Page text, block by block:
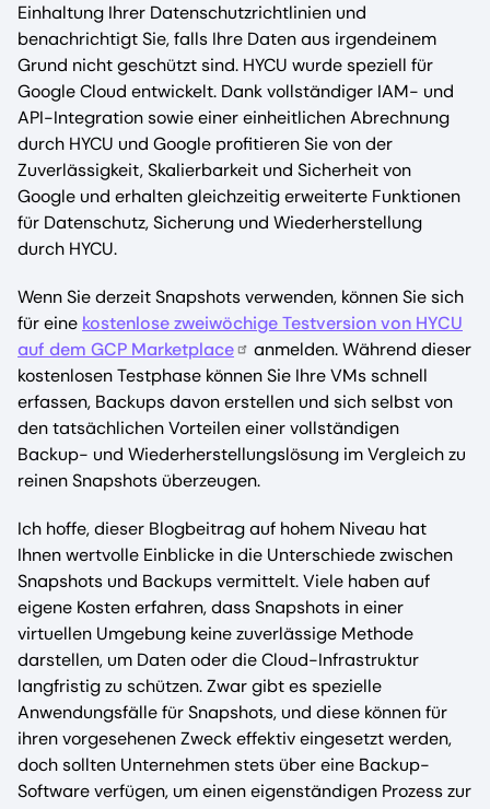
Einhaltung Ihrer Datenschutzrichtlinien und
benachrichtigt Sie, falls Ihre Daten aus irgendeinem
Grund nicht geschützt sind. HYCU wurde speziell für
Google Cloud entwickelt. Dank vollständiger IAM- und
API-Integration sowie einer einheitlichen Abrechnung
durch HYCU und Google profitieren Sie von der
Zuverlässigkeit, Skalierbarkeit und Sicherheit von
Google und erhalten gleichzeitig erweiterte Funktionen
für Datenschutz, Sicherung und Wiederherstellung
durch HYCU.
Wenn Sie derzeit Snapshots verwenden, können Sie sich
für eine kostenlose zweiwöchige Testversion von HYCU
auf dem GCP Marketplace
anmelden. Während dieser
kostenlosen Testphase können Sie Ihre VMs schnell
erfassen, Backups davon erstellen und sich selbst von
den tatsächlichen Vorteilen einer vollständigen
Backup- und Wiederherstellungslösung im Vergleich zu
reinen Snapshots überzeugen.
Ich hoffe, dieser Blogbeitrag auf hohem Niveau hat
Ihnen wertvolle Einblicke in die Unterschiede zwischen
Snapshots und Backups vermittelt. Viele haben auf
eigene Kosten erfahren, dass Snapshots in einer
virtuellen Umgebung keine zuverlässige Methode
darstellen, um Daten oder die Cloud-Infrastruktur
langfristig zu schützen. Zwar gibt es spezielle
Anwendungsfälle für Snapshots, und diese können für
ihren vorgesehenen Zweck effektiv eingesetzt werden,
doch sollten Unternehmen stets über eine Backup-
Software verfügen, um einen eigenständigen Prozess zur